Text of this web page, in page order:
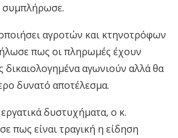
συμπλήρωσε.
αγροτών και κτηνοτρόφων
πως οι πληρωμές έχουν
δικαιολογημένα αγωνιούν αλλά θα
δυνατό αποτέλεσμα.
δυστυχήματα, ο κ.
πως είναι τραγική η είδηση